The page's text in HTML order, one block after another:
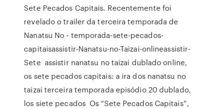
Sete Pecados Capitais. Recentemente foi
revelado o trailer da terceira temporada de
Nanatsu No - temporada-sete-pecados-
capitaisassistir-Nanatsu-no-Taizai-onlineassistir-
Sete assistir nanatsu no taizai dublado online,
os sete pecados capitais: a ira dos nanatsu no
taizai terceira temporada episódio 20 dublado,
los siete pecados Os “Sete Pecados Capitais”,